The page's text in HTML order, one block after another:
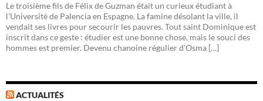
Le troisième fils de Félix de Guzman était un curieux étudiant à
l'Université de Palencia en Espagne. La famine désolant la ville, il
vendait ses livres pour secourir les pauvres. Tout saint Dominique est
inscrit dans ce geste : étudier est une bonne chose, mais le souci des
hommes est premier. Devenu chanoine régulier d'Osma […]
ACTUALITÉS